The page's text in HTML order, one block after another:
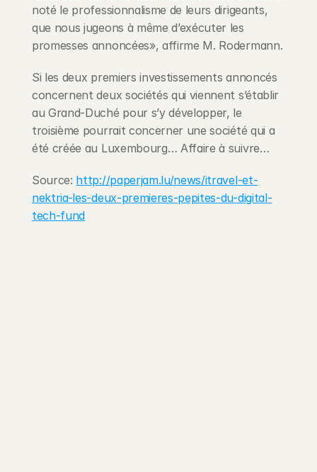
noté le professionnalisme de leurs dirigeants,
que nous jugeons à même d’exécuter les
promesses annoncées», affirme M. Rodermann.
Si les deux premiers investissements annoncés
concernent deux sociétés qui viennent s’établir
au Grand-Duché pour s’y développer, le
troisième pourrait concerner une société qui a
été créée au Luxembourg… Affaire à suivre…
Source: http://paperjam.lu/news/itravel-et-
nektria-les-deux-premieres-pepites-du-digital-
tech-fund